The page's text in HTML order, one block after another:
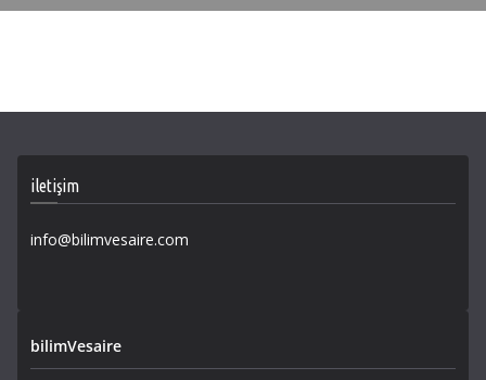
iletişim
info@bilimvesaire.com
bilimVesaire